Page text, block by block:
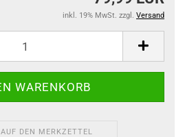
inkl. 19% MwSt. zzgl. Versand
AUF DEN MERKZETTEL